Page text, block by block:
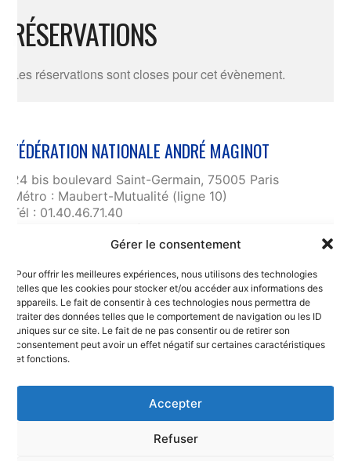
Gérer le consentement
Pour offrir les meilleures expériences, nous utilisons des technologies
telles que les cookies pour stocker et/ou accéder aux informations des
appareils. Le fait de consentir à ces technologies nous permettra de
traiter des données telles que le comportement de navigation ou les ID
uniques sur ce site. Le fait de ne pas consentir ou de retirer son
consentement peut avoir un effet négatif sur certaines caractéristiques
et fonctions.
Accepter
Refuser
RÉSERVATIONS
Les réservations sont closes pour cet évènement.
FÉDÉRATION NATIONALE ANDRÉ MAGINOT
24 bis boulevard Saint-Germain, 75005 Paris
Métro : Maubert-Mutualité (ligne 10)
Tél : 01.40.46.71.40
fnam@maginot.asso.fr
Liens utiles
RGPD et confidentialité des données
Mentions légales